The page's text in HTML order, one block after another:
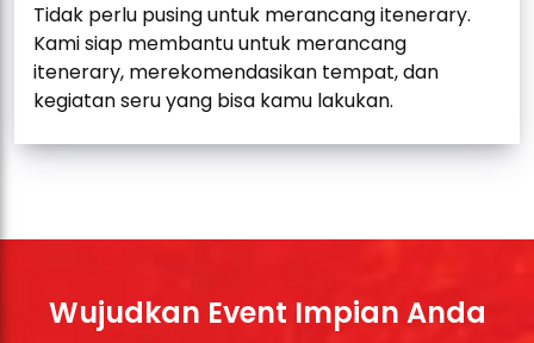
Tidak perlu pusing untuk merancang itenerary.
Kami siap membantu untuk merancang
itenerary, merekomendasikan tempat, dan
kegiatan seru yang bisa kamu lakukan.
Wujudkan Event Impian Anda